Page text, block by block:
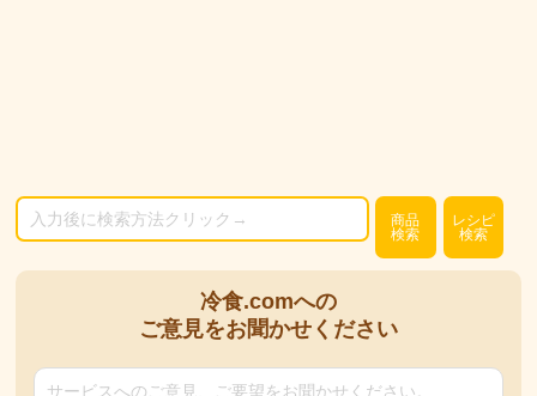
商品
検索
レシピ
検索
冷食.comへの
ご意見をお聞かせください